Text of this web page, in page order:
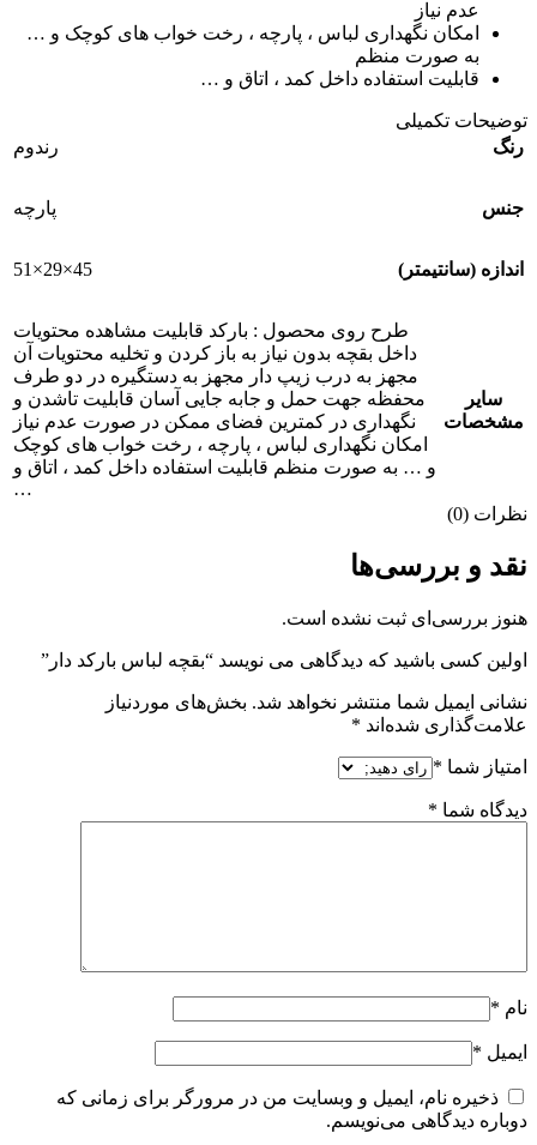
عدم نیاز
امکان نگهداری لباس ، پارچه ، رخت خواب های کوچک و …
به صورت منظم
قابلیت استفاده داخل کمد ، اتاق و …
توضیحات تکمیلی
رنگ
رندوم
جنس پارچه
اندازه (سانتیمتر) 45×29×51
سایر
مشخصات
طرح روی محصول : بارکد قابلیت مشاهده محتویات
داخل بقچه بدون نیاز به باز کردن و تخلیه محتویات آن
مجهز به درب زیپ دار مجهز به دستگیره در دو طرف
محفظه جهت حمل و جابه جایی آسان قابلیت تاشدن و
نگهداری در کمترین فضای ممکن در صورت عدم نیاز
امکان نگهداری لباس ، پارچه ، رخت خواب های کوچک
و … به صورت منظم قابلیت استفاده داخل کمد ، اتاق و
…
نظرات (0)
نقد و بررسی‌ها
هنوز بررسی‌ای ثبت نشده است.
اولین کسی باشید که دیدگاهی می نویسد “بقچه لباس بارکد دار”
نشانی ایمیل شما منتشر نخواهد شد. بخش‌های موردنیاز
علامت‌گذاری شده‌اند *
امتیاز شما *
دیدگاه شما *
نام *
ایمیل *
ذخیره نام، ایمیل و وبسایت من در مرورگر برای زمانی که
دوباره دیدگاهی می‌نویسم.